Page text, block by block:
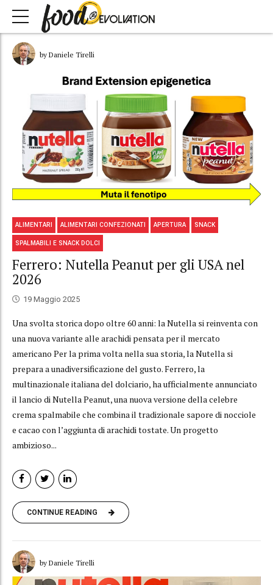
by Daniele Tirelli
ALIMENTARI ALIMENTARI CONFEZIONATI APERTURA SNACK
SPALMABILI E SNACK DOLCI
Ferrero: Nutella Peanut per gli USA nel
2026
19 Maggio 2025
Una svolta storica dopo oltre 60 anni: la Nutella si reinventa con
una nuova variante alle arachidi pensata per il mercato
americano Per la prima volta nella sua storia, la Nutella si
prepara a unadiversificazione del gusto. Ferrero, la
multinazionale italiana del dolciario, ha ufficialmente annunciato
il lancio di Nutella Peanut, una nuova versione della celebre
crema spalmabile che combina il tradizionale sapore di nocciole
e cacao con l’aggiunta di arachidi tostate. Un progetto
ambizioso...
CONTINUE READING
by Daniele Tirelli